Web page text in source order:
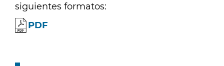
siguientes formatos:
PDF